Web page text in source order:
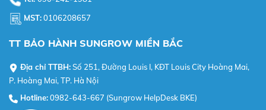
MST:0106208657
TT BẢO HÀNH SUNGROW MIỀN BẮC
Địa chỉ TTBH:Số 251, Đường Louis I, KĐT Louis City Hoàng Mai,
P. Hoàng Mai, TP. Hà Nội
Hotline:0982-643-667 (Sungrow HelpDesk BKE)